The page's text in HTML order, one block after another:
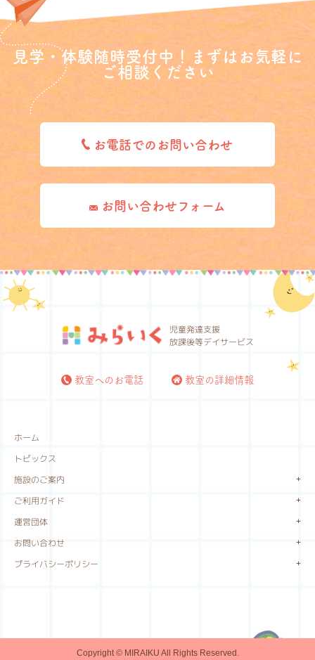
見学・体験随時受付中！まずはお気軽に
ご相談ください
お電話でのお問い合わせ
お問い合わせフォーム
児童発達支援
放課後等デイサービス
教室へのお電話 教室の詳細情報
ホーム
トピックス
施設のご案内
ご利用ガイド
運営団体
お問い合わせ
プライバシーポリシー
Copyright © MIRAIKU All Rights Reserved.